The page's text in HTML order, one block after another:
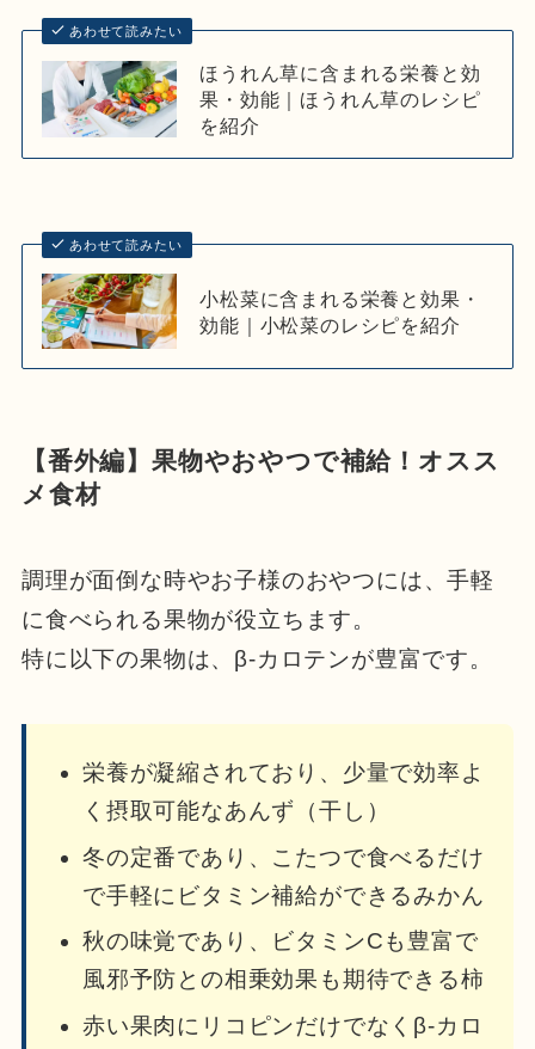
あわせて読みたい
ほうれん草に含まれる栄養と効
果・効能｜ほうれん草のレシピ
を紹介
あわせて読みたい
小松菜に含まれる栄養と効果・
効能｜小松菜のレシピを紹介
【番外編】果物やおやつで補給！オスス
メ食材
調理が面倒な時やお子様のおやつには、手軽
に食べられる果物が役立ちます。
特に以下の果物は、β-カロテンが豊富です。
栄養が凝縮されており、少量で効率よ
く摂取可能なあんず（干し）
冬の定番であり、こたつで食べるだけ
で手軽にビタミン補給ができるみかん
秋の味覚であり、ビタミンCも豊富で
風邪予防との相乗効果も期待できる柿
赤い果肉にリコピンだけでなくβ-カロ